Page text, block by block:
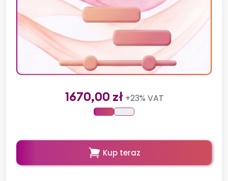
1670,00 zł +23% VAT
Kup teraz